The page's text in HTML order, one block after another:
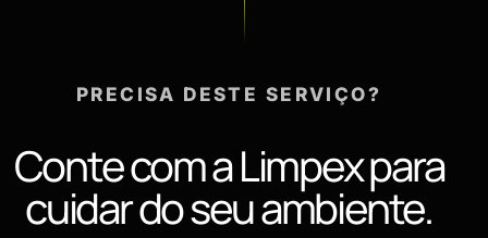
PRECISA DESTE SERVIÇO?
Conte com a Limpex para
cuidar do seu ambiente.